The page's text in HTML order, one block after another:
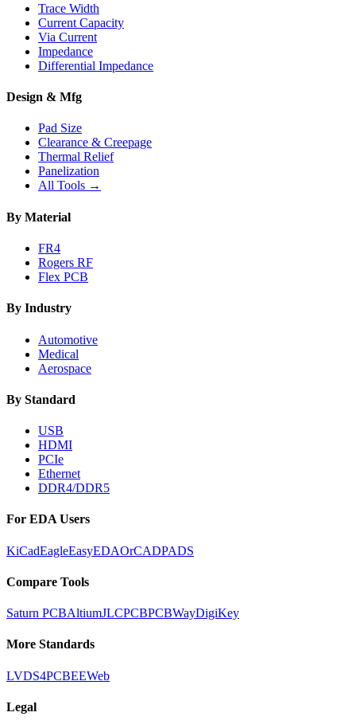
Trace Width
Current Capacity
Via Current
Impedance
Differential Impedance
Design & Mfg
Pad Size
Clearance & Creepage
Thermal Relief
Panelization
All Tools →
By Material
FR4
Rogers RF
Flex PCB
By Industry
Automotive
Medical
Aerospace
By Standard
USB
HDMI
PCIe
Ethernet
DDR4/DDR5
For EDA Users
KiCadEagleEasyEDAOrCADPADS
Compare Tools
Saturn PCBAltiumJLCPCBPCBWayDigiKey
More Standards
LVDS4PCBEEWeb
Legal